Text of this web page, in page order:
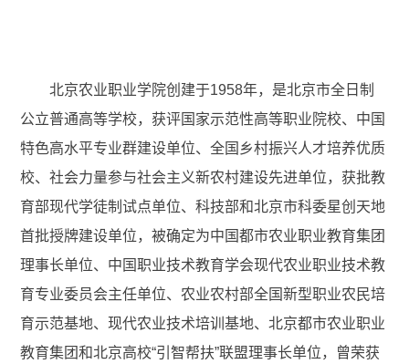
北京农业职业学院创建于1958年，是北京市全日制
公立普通高等学校，获评国家示范性高等职业院校、中国
特色高水平专业群建设单位、全国乡村振兴人才培养优质
校、社会力量参与社会主义新农村建设先进单位，获批教
育部现代学徒制试点单位、科技部和北京市科委星创天地
首批授牌建设单位，被确定为中国都市农业职业教育集团
理事长单位、中国职业技术教育学会现代农业职业技术教
育专业委员会主任单位、农业农村部全国新型职业农民培
育示范基地、现代农业技术培训基地、北京都市农业职业
教育集团和北京高校“引智帮扶”联盟理事长单位，曾荣获